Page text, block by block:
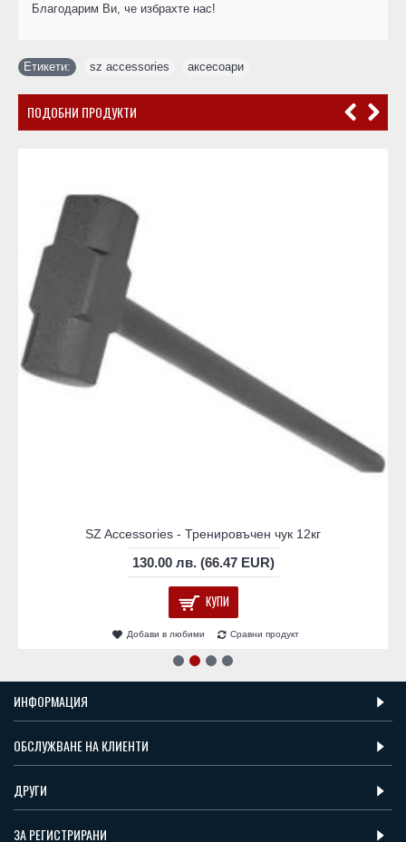
Благодарим Ви, че избрахте нас!
Етикети: sz accessories аксесоари
ПОДОБНИ ПРОДУКТИ
SZ Accessories - Тренировъчен чук 12кг
130.00 лв. (66.47 EUR)
КУПИ
Добави в любими Сравни продукт
ИНФОРМАЦИЯ
ОБСЛУЖВАНЕ НА КЛИЕНТИ
ДРУГИ
ЗА РЕГИСТРИРАНИ